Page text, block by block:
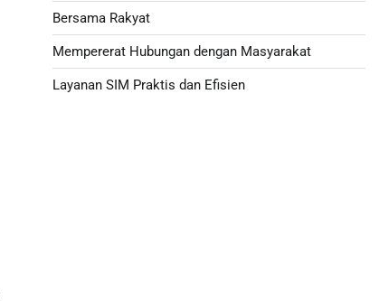
Bersama Rakyat
Mempererat Hubungan dengan Masyarakat
Layanan SIM Praktis dan Efisien